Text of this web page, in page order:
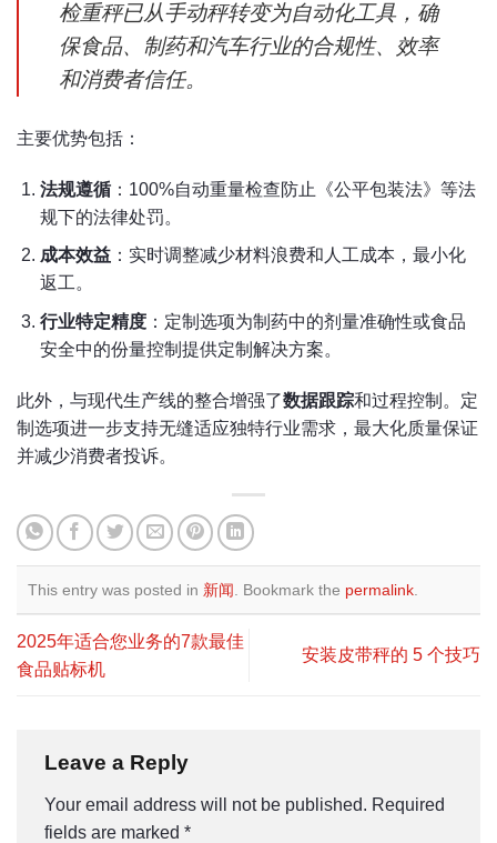
检重秤已从手动秤转变为自动化工具，确
保食品、制药和汽车行业的合规性、效率
和消费者信任。
主要优势包括：
法规遵循：100%自动重量检查防止《公平包装法》等法
规下的法律处罚。
成本效益：实时调整减少材料浪费和人工成本，最小化
返工。
行业特定精度：定制选项为制药中的剂量准确性或食品
安全中的份量控制提供定制解决方案。
此外，与现代生产线的整合增强了数据跟踪和过程控制。定
制选项进一步支持无缝适应独特行业需求，最大化质量保证
并减少消费者投诉。
This entry was posted in 新闻 . Bookmark the permalink
2025年适合您业务的7款最佳
食品贴标机
安装皮带秤的 5 个技巧
Leave a Reply
Your email address will not be published. Required
fields are marked *